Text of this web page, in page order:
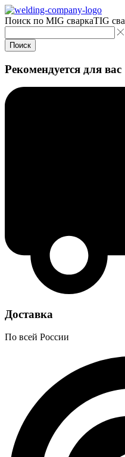
Поиск по MIG сваркаTIG
Поиск
Рекомендуется для вас
Доставка
По всей России